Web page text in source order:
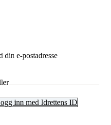
din e-postadresse
inn med Idrettens ID